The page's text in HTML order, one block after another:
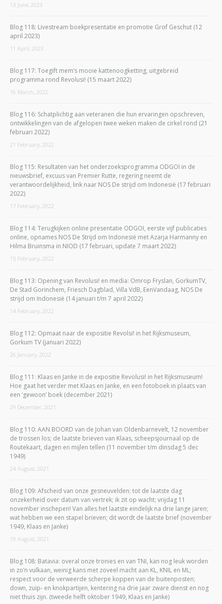
13 June, 2023
Blog 118: Livestream boekpresentatie en promotie Grof Geschut (12
april 2023)
11 April, 2023
Blog 117: Toegift mem’s mooie kattenoogketting, uitgebreid
programma rond Revolusi! (15 maart 2022)
16 March, 2022
Blog 116: Schatplichtig aan veteranen die hun ervaringen opschreven,
ontwikkelingen van de afgelopen twee weken maken de cirkel rond (21
februari 2022)
21 February, 2022
Blog 115: Resultaten van het onderzoeksprogramma ODGOI in de
nieuwsbrief, excuus van Premier Rutte, regering neemt de
verantwoordelijkheid, link naar NOS De strijd om Indonesië (17 februari
2022)
17 February, 2022
Blog 114: Terugkijken online presentatie ODGOI, eerste vijf publicaties
online, opnames NOS De Strijd om Indonesië met Azarja Harmanny en
Hilma Bruinsma in NIOD (17 februari, update 7 maart 2022)
15 February, 2022
Blog 113: Opening van Revolusi! en media: Omrop Fryslan, GorkumTV,
De Stad Gorinchem, Friesch Dagblad, Villa VdB, EenVandaag, NOS De
strijd om Indonesië (14 januari t/m 7 april 2022)
14 February, 2022
Blog 112: Opmaat naar de expositie Revolsi! in het Rijksmuseum,
Gorkum TV (januari 2022)
26 January, 2022
Blog 111: Klaas en Janke in de expositie Revolusi! in het Rijksmuseum!
Hoe gaat het verder met Klaas en Janke, en een fotoboek in plaats van
een ‘gewoon’ boek (december 2021)
29 December, 2021
Blog 110: AAN BOORD van de Johan van Oldenbarnevelt, 12 november
de trossen los; de laatste brieven van Klaas, scheepsjournaal op de
Routekaart, dagen en mijlen tellen (11 november t/m dinsdag 5 dec
1949)
24 August, 2021
Blog 109: Afscheid van onze gesneuvelden; tot de laatste dag
onzekerheid over datum van vertrek; ik zit op wacht; vrijdag 11
november inschepen! Van alles het laatste eindelijk na drie lange jaren;
wat hebben we een stapel brieven; dit wordt de laatste brief (november
1949, Klaas en Janke)
19 August, 2021
Blog 108: Batavia: overal onze tronies en van TNI, kan nog leuk worden
in zo’n vulkaan, weinig kans met zoveel macht aan KL, KNIL en ML;
respect voor de verweerde scherpe koppen van de buitenposten;
down, zuip- en knokpartijen, kentering na drie jaar zware dienst en nog
niet thuis zijn. (tweede helft oktober 1949, Klaas en Janke)